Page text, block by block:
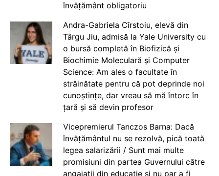
învățământ obligatoriu
Andra-Gabriela Cîrstoiu, elevă din
Târgu Jiu, admisă la Yale University cu
o bursă completă în Biofizică și
Biochimie Moleculară și Computer
Science: Am ales o facultate în
străinătate pentru că pot deprinde noi
cunoștințe, dar vreau să mă întorc în
țară și să devin profesor
Vicepremierul Tanczos Barna: Dacă
învățământul nu se rezolvă, pică toată
legea salarizării / Sunt mai multe
promisiuni din partea Guvernului către
angajații din educație și nu par a fi